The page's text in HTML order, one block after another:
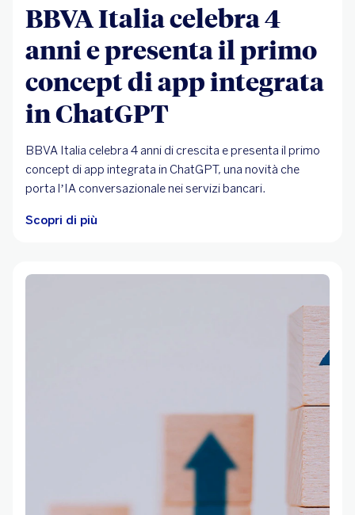
BBVA Italia celebra 4
anni e presenta il primo
concept di app integrata
in ChatGPT
BBVA Italia celebra 4 anni di crescita e presenta il primo
concept di app integrata in ChatGPT, una novità che
porta l’IA conversazionale nei servizi bancari.
Scopri di più